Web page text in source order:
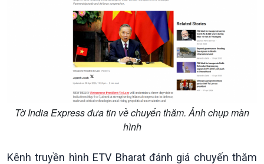
Tin Văn hoá & Du lịch
Chát với người nổi tiếng
Câu chuyện Thể thao
Multimedia
Ảnh
Video
Infographic
E-Magazine
Tờ India Express đưa tin về chuyến thăm. Ảnh chụp màn
hình
Kênh truyền hình ETV Bharat đánh giá chuyến thăm